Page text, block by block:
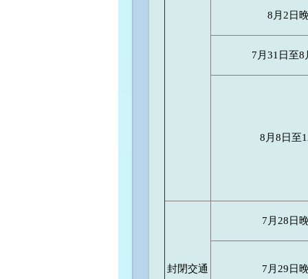
8月2日
7月31日至
8月8日至
封閉交通
7月28日
7月29日